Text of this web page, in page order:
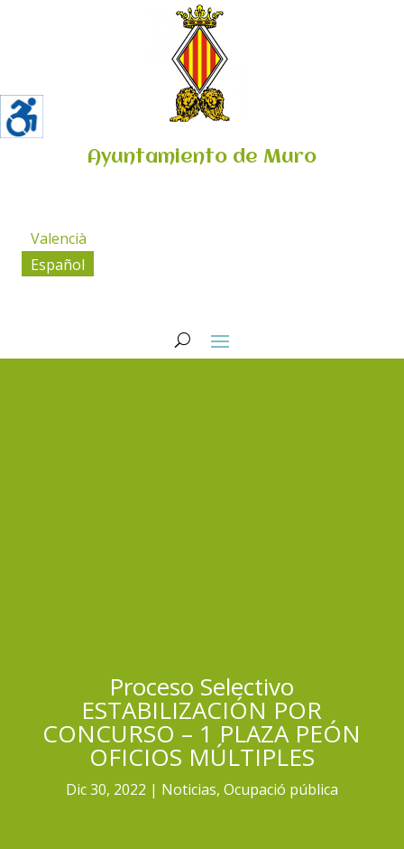
Ayuntamiento de Muro
Valencià
Español
Proceso Selectivo
ESTABILIZACIÓN POR
CONCURSO – 1 PLAZA PEÓN
OFICIOS MÚLTIPLES
Dic 30, 2022 Noticias, Ocupació pública